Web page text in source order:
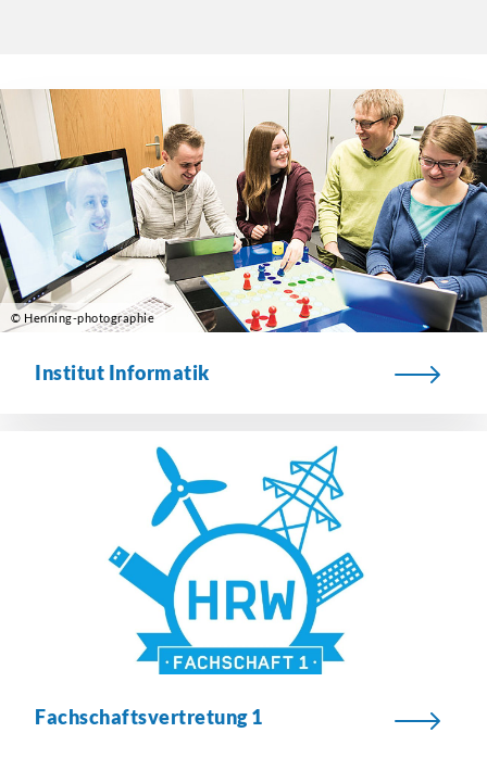
© Henning-photographie
Institut Informatik
Fachschaftsvertretung1